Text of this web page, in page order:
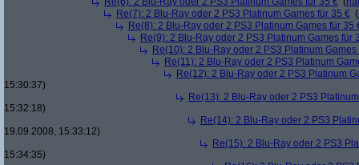
Re(7): 2 Blu-Ray oder 2 PS3 Platinum Games für 35 € (
Re(8): 2 Blu-Ray oder 2 PS3 Platinum Games für 35
Re(9): 2 Blu-Ray oder 2 PS3 Platinum Games für
Re(10): 2 Blu-Ray oder 2 PS3 Platinum Games
Re(11): 2 Blu-Ray oder 2 PS3 Platinum
Re(12): 2 Blu-Ray oder 2 PS3 Platinum
15:30:37)
Re(13): 2 Blu-Ray oder 2 PS3
15:32:18)
Re(14): 2 Blu-Ray oder 2 PS3
19.09.2008, 15:33:12)
Re(15): 2 Blu-Ray oder 2 PS3
15:34:35)